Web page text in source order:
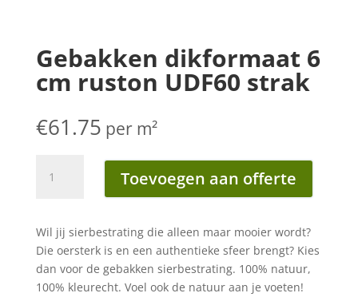
Gebakken dikformaat 6
cm ruston UDF60 strak
€61.75 per m²
dikformaat
ruston
UDF60
strak
aantal
Toevoegen aan offerte
Wil jij sierbestrating die alleen maar mooier wordt?
Die oersterk is en een authentieke sfeer brengt? Kies
dan voor de gebakken sierbestrating. 100% natuur,
100% kleurecht. Voel ook de natuur aan je voeten!